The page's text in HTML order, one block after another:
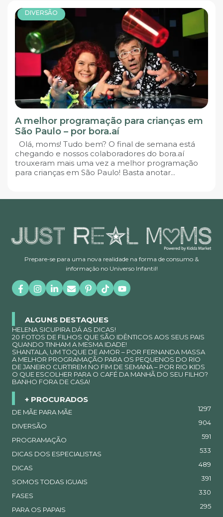
DIVERSÃO
A melhor programação para crianças em
São Paulo – por bora.aí
Olá, moms! Tudo bem? O final de semana está
chegando e nossos colaboradores do bora.aí
trouxeram mais uma vez a melhor programação
para crianças em São Paulo! Basta anotar...
Prepare-se para uma nova realidade na forma de consumo &
informação no Universo Infantil!
ALGUNS DESTAQUES
HELENA SICUPIRA DÁ AS DICAS!
20 FOTOS DE FILHOS QUE SÃO IDÊNTICOS AOS SEUS PAIS
QUANDO TINHAM A MESMA IDADE!
SHANTALA, UM TOQUE DE AMOR – POR FERNANDA MASSA
A MELHOR PROGRAMAÇÃO PARA OS PEQUENOS DO RIO
DE JANEIRO CURTIREM NO FIM DE SEMANA – POR RIO KIDS
O QUE ESCOLHER PARA O CAFÉ DA MANHÃ DO SEU FILHO?
BANHO FORA DE CASA!
+ PROCURADOS
DE MÃE PARA MÃE 1297
DIVERSÃO 904
PROGRAMAÇÃO 591
DICAS DOS ESPECIALISTAS 533
DICAS 489
SOMOS TODAS IGUAIS 391
FASES 330
PARA OS PAPAIS 295